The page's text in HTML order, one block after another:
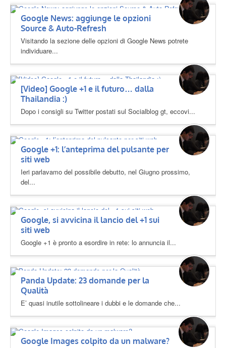
Google News: aggiunge le opzioni
Source & Auto-Refresh
Visitando la sezione delle opzioni di Google News potrete
individuare...
[Video] Google +1 e il futuro… dalla
Thailandia :)
Dopo i consigli su Twitter postati sul Socialblog gt, eccovi...
Google +1: l’anteprima del pulsante per
siti web
Ieri parlavamo del possibile debutto, nel Giugno prossimo,
del...
Google, si avvicina il lancio del +1 sui
siti web
Google +1 è pronto a esordire in rete: lo annuncia il...
Panda Update: 23 domande per la
Qualità
E’ quasi inutile sottolineare i dubbi e le domande che...
Google Images colpito da un malware?